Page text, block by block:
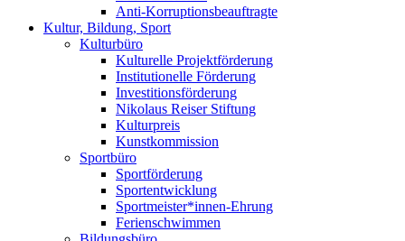
Anti-Korruptionsbeauftragte
Kultur, Bildung, Sport
Kulturbüro
Kulturelle Projektförderung
Institutionelle Förderung
Investitionsförderung
Nikolaus Reiser Stiftung
Kulturpreis
Kunstkommission
Sportbüro
Sportförderung
Sportentwicklung
Sportmeister*innen-Ehrung
Ferienschwimmen